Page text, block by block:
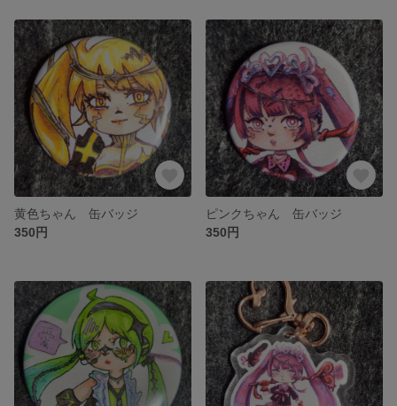
黄色ちゃん 缶バッジ
350円
ピンクちゃん 缶バッジ
350円